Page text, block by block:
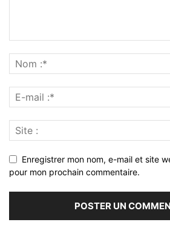
Enregistrer mon nom, e-mail et site
pour mon prochain commentaire.